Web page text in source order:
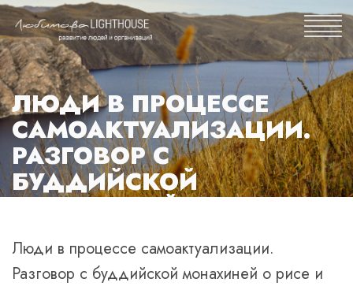
ЛЮДИ В ПРОЦЕССЕ
САМОАКТУАЛИЗАЦИИ.
РАЗГОВОР С
БУДДИЙСКОЙ
МОНАХИНЕЙ О РИСЕ И
МЕДИТАЦИИ
Люди в процессе самоактуализации.
Разговор с буддийской монахиней о рисе и